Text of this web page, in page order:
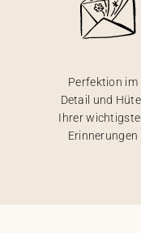
Perfektion im
Detail und
Ihrer
Erinnerungen